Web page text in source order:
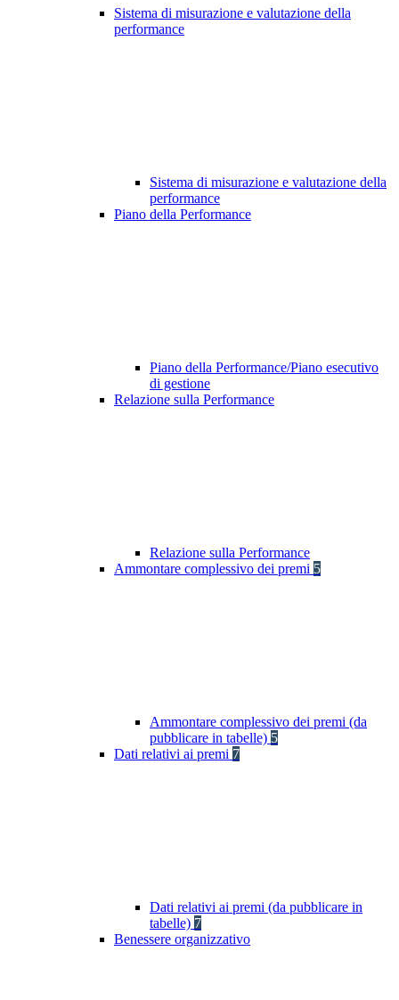
Sistema di misurazione e valutazione della
performance
Sistema di misurazione e valutazione della
performance
Piano della Performance
Piano della Performance/Piano esecutivo
di gestione
Relazione sulla Performance
Relazione sulla Performance
Ammontare complessivo dei premi 5
Ammontare complessivo dei premi (da
pubblicare in tabelle) 5
Dati relativi ai premi 7
Dati relativi ai premi (da pubblicare in
tabelle) 7
Benessere organizzativo